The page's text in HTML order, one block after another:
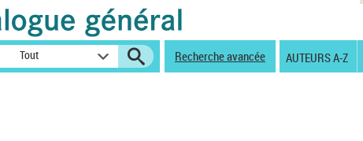
Tout Recherche avancée AUTEURS A-Z